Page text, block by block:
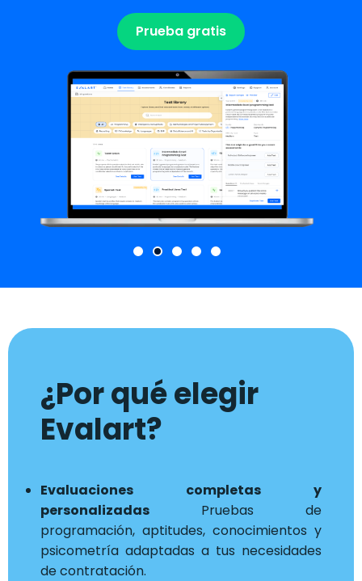
Prueba gratis
¿Por qué elegir
Evalart?
Evaluaciones completas y
personalizadas Pruebas de
programación, aptitudes, conocimientos y
psicometría adaptadas a tus necesidades
de contratación.